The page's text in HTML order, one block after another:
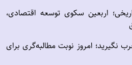
اربعین سکوی توسعه اقتصادی،
نگیرید؛ امروز نوبت مطالبه‌گری برای